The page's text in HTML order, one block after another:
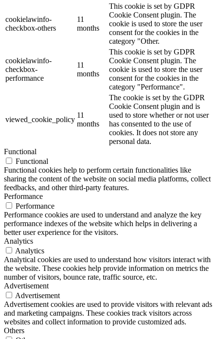
cookielawinfo-
checkbox-others
11
months
This cookie is set by GDPR
Cookie Consent plugin. The
cookie is used to store the user
consent for the cookies in the
category "Other.
cookielawinfo-
checkbox-
performance
11
months
This cookie is set by GDPR
Cookie Consent plugin. The
cookie is used to store the user
consent for the cookies in the
category "Performance".
viewed_cookie_policy
11
months
The cookie is set by the GDPR
Cookie Consent plugin and is
used to store whether or not user
has consented to the use of
cookies. It does not store any
personal data.
Functional
Functional
Functional cookies help to perform certain functionalities like
sharing the content of the website on social media platforms, collect
feedbacks, and other third-party features.
Performance
Performance
Performance cookies are used to understand and analyze the key
performance indexes of the website which helps in delivering a
better user experience for the visitors.
Analytics
Analytics
Analytical cookies are used to understand how visitors interact with
the website. These cookies help provide information on metrics the
number of visitors, bounce rate, traffic source, etc.
Advertisement
Advertisement
Advertisement cookies are used to provide visitors with relevant ads
and marketing campaigns. These cookies track visitors across
websites and collect information to provide customized ads.
Others